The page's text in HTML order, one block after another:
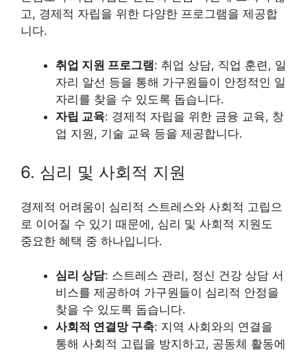
고, 경제적 자립을 위한 다양한 프로그램을 제공합
니다.
취업 지원 프로그램: 취업 상담, 직업 훈련, 일
자리 알선 등을 통해 가구원들이 안정적인 일
자리를 찾을 수 있도록 돕습니다.
자립 교육: 경제적 자립을 위한 금융 교육, 창
업 지원, 기술 교육 등을 제공합니다.
6. 심리 및 사회적 지원
경제적 어려움이 심리적 스트레스와 사회적 고립으
로 이어질 수 있기 때문에, 심리 및 사회적 지원도
중요한 혜택 중 하나입니다.
심리 상담: 스트레스 관리, 정신 건강 상담 서
비스를 제공하여 가구원들이 심리적 안정을
찾을 수 있도록 돕습니다.
사회적 연결망 구축: 지역 사회와의 연결을
통해 사회적 고립을 방지하고, 공동체 활동에